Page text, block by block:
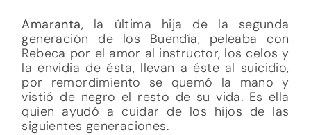
Amaranta, la última hija de la segunda
generación de los Buendía, peleaba con
Rebeca por el amor al instructor, los celos y
la envidia de ésta, llevan a éste al suicidio,
por remordimiento se quemó la mano y
vistió de negro el resto de su vida. Es ella
quien ayudó a cuidar de los hijos de las
siguientes generaciones.